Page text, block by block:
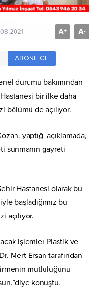
A+ A-
ABONE OL
durumu bakımından
bir ilke daha
bölümü de açılıyor.
yaptığı açıklamada,
sunmanın gayreti
Hastanesi olarak bu
başladığımız bu
açılıyor.
işlemler Plastik ve
Mert Ersan tarafından
mutluluğunu
konuştu.